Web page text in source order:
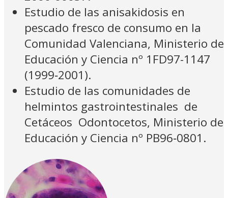
Estudio de las anisakidosis en
pescado fresco de consumo en la
Comunidad Valenciana, Ministerio de
Educación y Ciencia nº 1FD97-1147
(1999‑2001).
Estudio de las comunidades de
helmintos gastrointestinales de
Cetáceos Odontocetos, Ministerio de
Educación y Ciencia nº PB96‑0801.